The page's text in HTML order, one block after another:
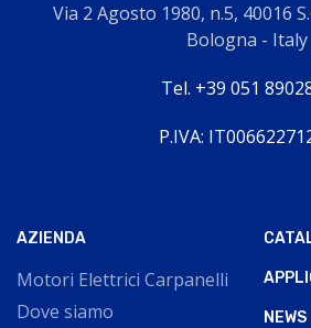
Via 2 Agosto 1980, n.5, 40016
Bologna - Italy
Tel. +39 051
P.IVA:
AZIENDA
Motori Elettrici Carpanelli
Dove siamo
NEWS